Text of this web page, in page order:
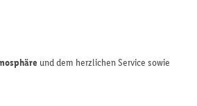
und dem herzlichen Service sowie